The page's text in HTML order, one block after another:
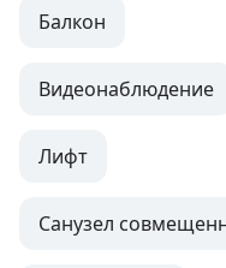
Балкон
Видеонаблюдение
Лифт
Санузел